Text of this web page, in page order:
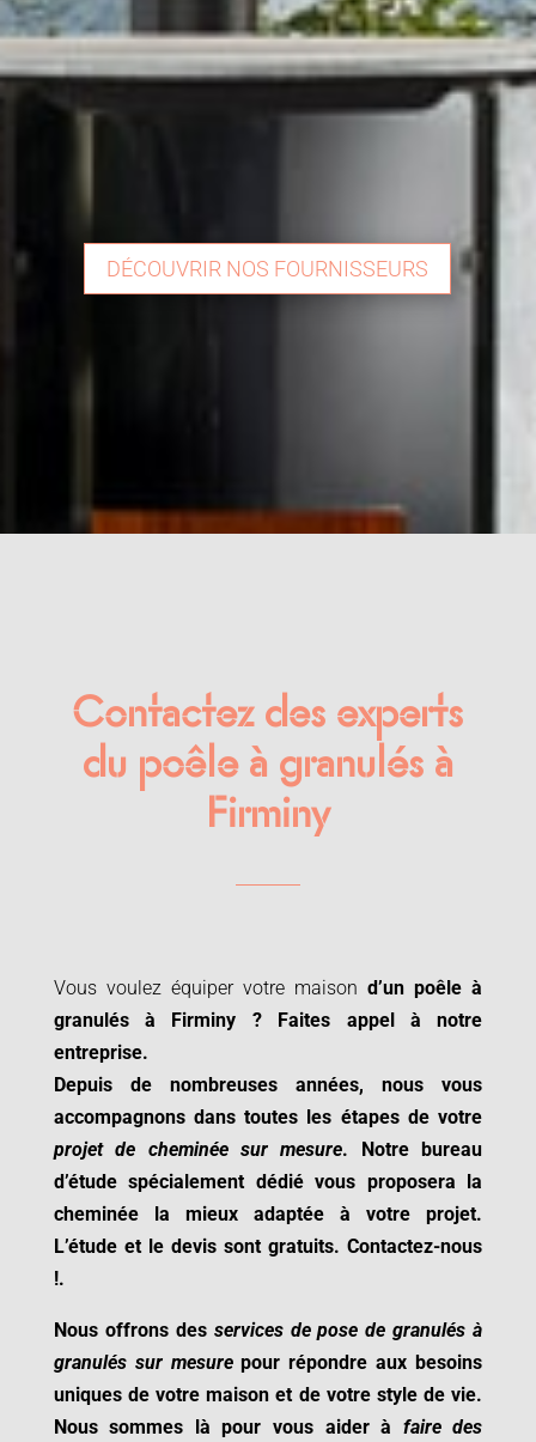
DÉCOUVRIR NOS FOURNISSEURS
Contactez des experts
du poêle à granulés à
Firminy
Vous voulez équiper votre maisond’un poêle à
granulés à
Firminy ? Faites appel à notre
entreprise.
Depuis de nombreuses années, nous vous
accompagnons dans toutes les étapes de votre
projet de cheminée sur mesure. Notre bureau
d’étude spécialement dédié vous proposera la
cheminée la mieux adaptée à votre projet.
L’étude et le devis sont gratuits. Contactez-nous
!.
Nous offrons des services de pose de granulés à
granulés sur mesurepour répondre aux besoins
uniques de votre maison et de votre style de vie.
Nous sommes là pour vous aider à faire des